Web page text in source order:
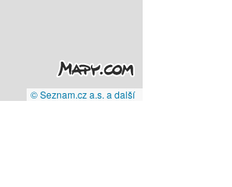
© Seznam.cz a.s. a další